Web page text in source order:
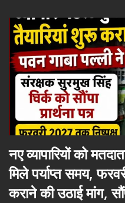
नए व्यापारियों को
मिले पर्याप्त समय,
कराने की उठाई मांग,